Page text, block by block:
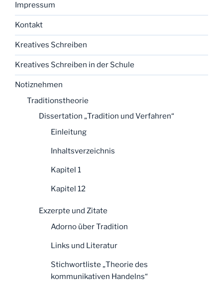
Impressum
Kontakt
Kreatives Schreiben
Kreatives Schreiben in der Schule
Notiznehmen
Traditionstheorie
Dissertation „Tradition und Verfahren“
Einleitung
Inhaltsverzeichnis
Kapitel 1
Kapitel 12
Exzerpte und Zitate
Adorno über Tradition
Links und Literatur
Stichwortliste „Theorie des
kommunikativen Handelns“